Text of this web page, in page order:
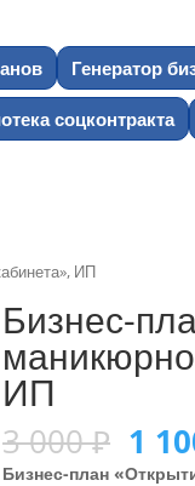
Генератор
соцконтракта
ИП
Бизнес-
ИП
3 000₽ 1
Бизнес-план